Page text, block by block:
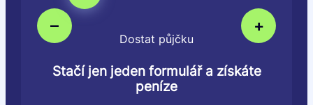
– +
Dostat půjčku
Stačí jen jeden formulář a získáte
peníze